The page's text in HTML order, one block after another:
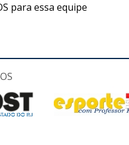
para essa equipe